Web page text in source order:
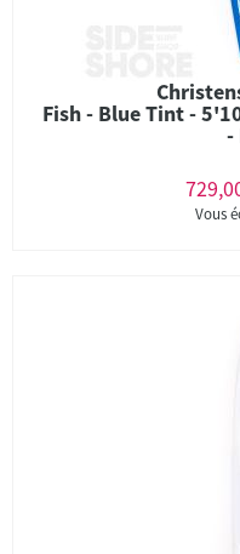
Fish - Blue Tint -
-
Vous